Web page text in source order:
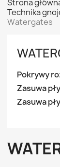
Strona
Technika
Watergates
Pokrywy
Zasuwa
Zasuwa